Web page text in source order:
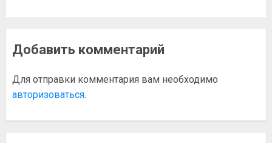
Добавить комментарий
Для отправки комментария вам необходимо
авторизоваться.